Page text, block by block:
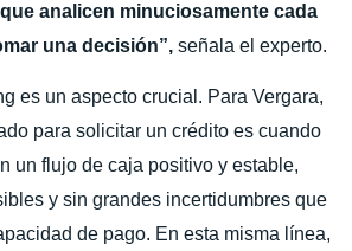
analicen minuciosamente cada
una decisión”, señala el experto.
es un aspecto crucial. Para Vergara,
para solicitar un crédito es cuando
un flujo de caja positivo y estable,
y sin grandes incertidumbres que
de pago. En esta misma línea,